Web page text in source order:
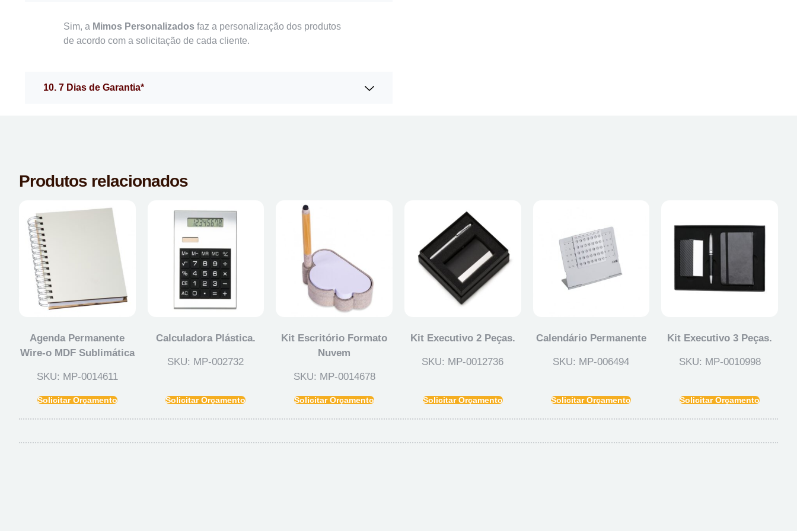
Sim, a Mimos Personalizados faz a personalização dos produtos
de acordo com a solicitação de cada cliente.
10. 7 Dias de Garantia*
Produtos relacionados
Agenda Permanente
Wire-o MDF Sublimática
SKU: MP-0014611
Solicitar Orçamento
Calculadora Plástica.
SKU: MP-002732
Solicitar Orçamento
Kit Escritório Formato
Nuvem
SKU: MP-0014678
Solicitar Orçamento
Kit Executivo 2 Peças.
SKU: MP-0012736
Solicitar Orçamento
Calendário Permanente
SKU: MP-006494
Solicitar Orçamento
Kit Executivo 3 Peças.
SKU: MP-0010998
Solicitar Orçamento